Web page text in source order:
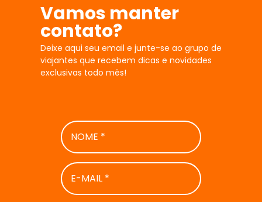
Vamos manter
contato?
Deixe aqui seu email e junte-se ao grupo de
viajantes que recebem dicas e novidades
exclusivas todo mês!
NOME
*
E-
MAIL
*